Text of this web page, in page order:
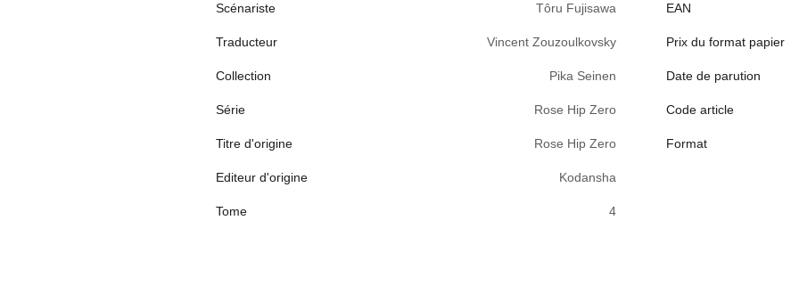
Scénariste Tôru Fujisawa
Traducteur Vincent Zouzoulkovsky
Collection Pika Seinen
Série Rose Hip Zero
Titre d'origine Rose Hip Zero
Editeur d'origine Kodansha
Tome 4
EAN
Prix du format papier
Date de parution
Code article
Format